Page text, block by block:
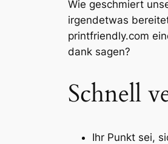
Wie geschmiert
irgendetwas
printfriendly.com
dank sagen?
Schnell
Ihr Punkt sei,